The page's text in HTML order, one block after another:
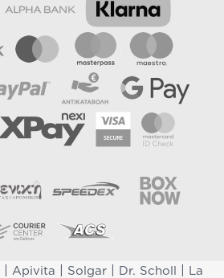
Apivita Solgar| Dr. Scholl
La